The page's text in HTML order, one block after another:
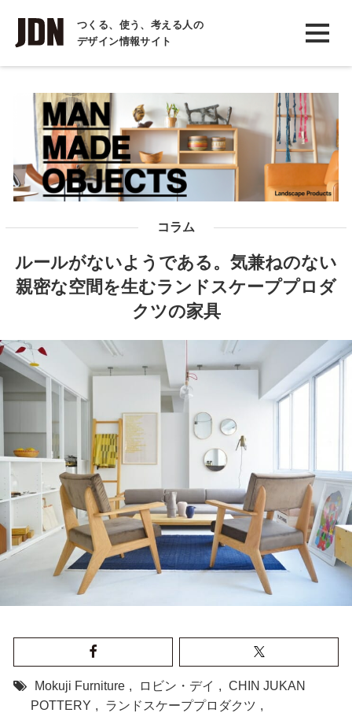
つくる、使う、考える人の
デザイン情報サイト
INTERVIEW
インタビュー
REPORT
レポート
COLUMN
コラム
コラム
ルールがないようである。気兼ねのない
親密な空間を生むランドスケーププロダ
クツの家具
Mokuji Furniture , ロビン・デイ , CHIN JUKAN
POTTERY , ランドスケーププロダクツ ,